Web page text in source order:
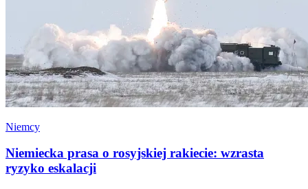
Niemcy
Niemiecka prasa o rosyjskiej rakiecie: wzrasta
ryzyko eskalacji